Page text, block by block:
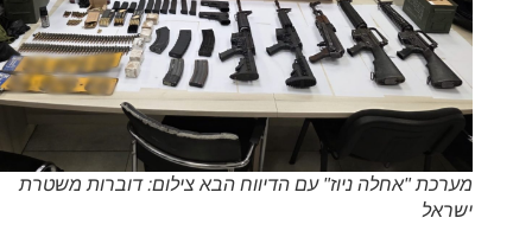
מערכת "אחלה ניוז" עם הדיווח הבא צילום: דוברות משטרת
ישראל